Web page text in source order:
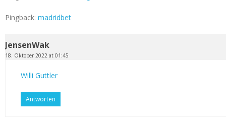
Pingback: madridbet
JensenWak
18. Oktober 2022 at 01:45
Willi Guttler
Antworten